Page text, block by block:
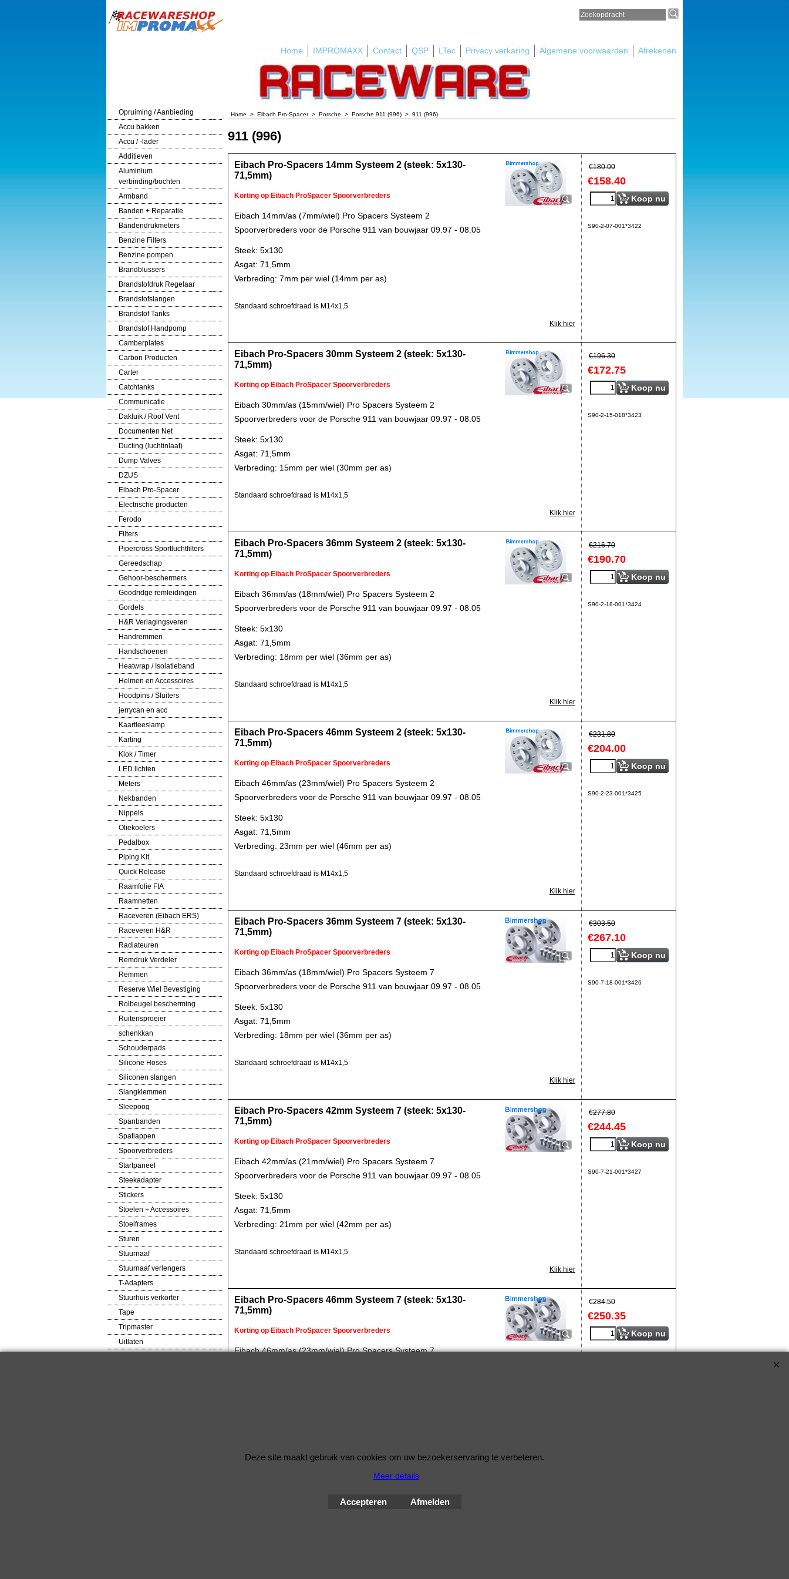
Home IMPROMAXX Contact QSP LTec Privacy verkaring Algemene voorwaarden Afrekenen
Opruiming / Aanbieding
Accu bakken
Accu / -lader
Additieven
Aluminium
verbinding/bochten
Armband
Banden + Reparatie
Bandendrukmeters
Benzine Filters
Benzine pompen
Brandblussers
Brandstofdruk Regelaar
Brandstofslangen
Brandstof Tanks
Brandstof Handpomp
Camberplates
Carbon Producten
Carter
Catchtanks
Communicatie
Dakluik / Roof Vent
Documenten Net
Ducting (luchtinlaat)
Dump Valves
DZUS
Eibach Pro-Spacer
Electrische producten
Ferodo
Filters
Pipercross Sportluchtfilters
Gereedschap
Gehoor-beschermers
Goodridge remleidingen
Gordels
H&R Verlagingsveren
Handremmen
Handschoenen
Heatwrap / Isolatieband
Helmen en Accessoires
Hoodpins / Sluiters
jerrycan en acc
Kaartleeslamp
Karting
Klok / Timer
LED lichten
Meters
Nekbanden
Nippels
Oliekoelers
Pedalbox
Piping Kit
Quick Release
Raamfolie FIA
Raamnetten
Raceveren (Eibach ERS)
Raceveren H&R
Radiateuren
Remdruk Verdeler
Remmen
Reserve Wiel Bevestiging
Rolbeugel bescherming
Ruitensproeier
schenkkan
Schouderpads
Silicone Hoses
Siliconen slangen
Slangklemmen
Sleepoog
Spanbanden
Spatlappen
Spoorverbreders
Startpaneel
Steekadapter
Stickers
Stoelen + Accessoires
Stoelframes
Sturen
Stuurnaaf
Stuurnaaf verlengers
T-Adapters
Stuurhuis verkorter
Tape
Tripmaster
Uitlaten
Home > Eibach Pro-Spacer> Porsche > Porsche 911 (996) > 911 (996)
911 (996)
€180.00
€158.40
Koop nu
S90-2-07-001*3422
Eibach Pro-Spacers 14mm Systeem 2 (steek: 5x130-
71,5mm)
Korting op Eibach ProSpacer Spoorverbreders
Eibach 14mm/as (7mm/wiel) Pro Spacers Systeem 2
Spoorverbreders voor de Porsche 911 van bouwjaar 09.97 - 08.05
Steek: 5x130
Asgat: 71,5mm
Verbreding: 7mm per wiel (14mm per as)
Standaard schroefdraad is M14x1,5
Klik hier
€196.30
€172.75
Koop nu
S90-2-15-018*3423
Eibach Pro-Spacers 30mm Systeem 2 (steek: 5x130-
71,5mm)
Korting op Eibach ProSpacer Spoorverbreders
Eibach 30mm/as (15mm/wiel) Pro Spacers Systeem 2
Spoorverbreders voor de Porsche 911 van bouwjaar 09.97 - 08.05
Steek: 5x130
Asgat: 71,5mm
Verbreding: 15mm per wiel (30mm per as)
Standaard schroefdraad is M14x1,5
Klik hier
€216.70
€190.70
Koop nu
S90-2-18-001*3424
Eibach Pro-Spacers 36mm Systeem 2 (steek: 5x130-
71,5mm)
Korting op Eibach ProSpacer Spoorverbreders
Eibach 36mm/as (18mm/wiel) Pro Spacers Systeem 2
Spoorverbreders voor de Porsche 911 van bouwjaar 09.97 - 08.05
Steek: 5x130
Asgat: 71,5mm
Verbreding: 18mm per wiel (36mm per as)
Standaard schroefdraad is M14x1,5
Klik hier
€231.80
€204.00
Koop nu
S90-2-23-001*3425
Eibach Pro-Spacers 46mm Systeem 2 (steek: 5x130-
71,5mm)
Korting op Eibach ProSpacer Spoorverbreders
Eibach 46mm/as (23mm/wiel) Pro Spacers Systeem 2
Spoorverbreders voor de Porsche 911 van bouwjaar 09.97 - 08.05
Steek: 5x130
Asgat: 71,5mm
Verbreding: 23mm per wiel (46mm per as)
Standaard schroefdraad is M14x1,5
Klik hier
€303.50
€267.10
Koop nu
S90-7-18-001*3426
Eibach Pro-Spacers 36mm Systeem 7 (steek: 5x130-
71,5mm)
Korting op Eibach ProSpacer Spoorverbreders
Eibach 36mm/as (18mm/wiel) Pro Spacers Systeem 7
Spoorverbreders voor de Porsche 911 van bouwjaar 09.97 - 08.05
Steek: 5x130
Asgat: 71,5mm
Verbreding: 18mm per wiel (36mm per as)
Standaard schroefdraad is M14x1,5
Klik hier
€277.80
€244.45
Koop nu
S90-7-21-001*3427
Eibach Pro-Spacers 42mm Systeem 7 (steek: 5x130-
71,5mm)
Korting op Eibach ProSpacer Spoorverbreders
Eibach 42mm/as (21mm/wiel) Pro Spacers Systeem 7
Spoorverbreders voor de Porsche 911 van bouwjaar 09.97 - 08.05
Steek: 5x130
Asgat: 71,5mm
Verbreding: 21mm per wiel (42mm per as)
Standaard schroefdraad is M14x1,5
Klik hier
€284.50
€250.35
Koop nu
Eibach Pro-Spacers 46mm Systeem 7 (steek: 5x130-
71,5mm)
Korting op Eibach ProSpacer Spoorverbreders
Eibach 46mm/as (23mm/wiel) Pro Spacers Systeem 7
2026 sinds 1998
Deze site maakt gebruik van cookies om uw bezoekerservaring te verbeteren.
Meer details
Accepteren Afmelden